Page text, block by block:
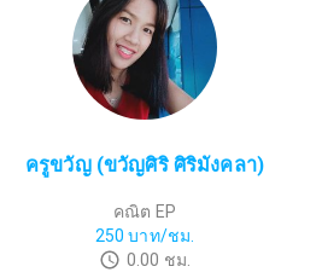
ครูขวัญ (ขวัญศิริ ศิริมังคลา)
คณิต EP
250 บาท/ชม.
0.00 ชม.